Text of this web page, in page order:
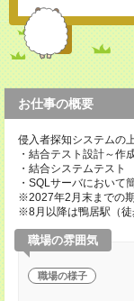
お仕事の概要
侵入者探知システムの
・結合テスト設計～作
・結合システムテスト
・SQLサーバにおいて
※2027年2月末までの
※8月以降は鴨居駅（徒
職場の雰囲気
職場の様子